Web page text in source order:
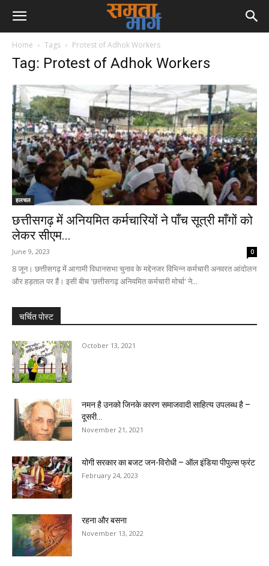
Home Tags Protest of Adhok Workers
Tag: Protest of Adhok Workers
हलचल
छत्तीसगढ़ में अनियमित कर्मचारियों ने पाँच सूत्री माँगों को
लेकर सीएम...
June 9, 2023 0
8 जून। छत्तीसगढ़ में आगामी विधानसभा चुनाव के मद्देनजर विभिन्न कर्मचारी अनवरत आंदोलन
और हड़ताल पर हैं। इसी बीच 'छत्तीसगढ़ अनियमित कर्मचारी मोर्चा' ने...
चर्चित पोस्ट
October 13, 2021
नमन है उनको जिनके कारण समाजवादी साहित्य उपलब्ध है –
दूसरी...
November 21, 2021
योगी सरकार का बजट जन-विरोधी – ऑल इंडिया पीपुल्स फ्रंट
February 24, 2023
रहना और बसना
November 13, 2022